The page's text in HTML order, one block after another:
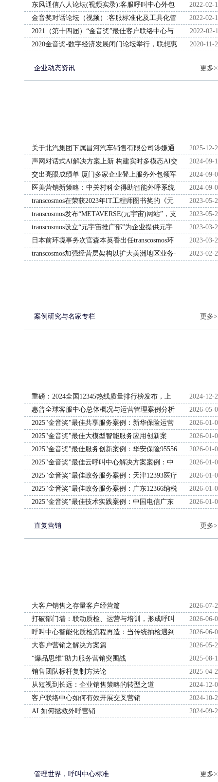
发布，行业奥斯卡揭晓
2022-02-
东风通信八人论坛(视频实录):客服呼叫中心外包
商的选择要点与陷阱”
2022-02-
金音奖对话论坛（视频）:客服标准化及工具化管
理
2022-02-
2021（第十四届）“金音奖”最佳客户联络中心与
卓越客服榜单发布
2020-11-
2020金音奖-数字经济发展闭门论坛举行，联想惠
更多
企业动态资讯
2025-12-
关于北汽集团下属昌河汽车销售有限公司涉嫌通
过违法破产清算侵害中小企业权益的举报函
2024-09-
声网对话式AI解决方案上新 构建实时多模态AI交
互
2024-09-
交出亮眼成绩单 厦门多家企业登上服务外包领军
榜
2024-09-
医美营销新策略：中关村科金得助智能外呼系统
提升客户转化率
2023-05-
transcosmos在荣获2023年IT工程师图书奖的《元
宇宙进化论》中 发表了虚拟美少女
Nemu×transcosmos福岛常浩关于“元宇宙”的特别
对话
2023-05-
transcosmos发布“METAVERSE(元宇宙)网站”，支
持企业的元宇宙应用
2023-03-
transcosmos设立“元宇宙推广部”为企业提供元宇
宙应用服务，并与GCT日本达成业务合作以扩大
销售
2023-03-
日本前环境事务次官森本英香出任transcosmos环
境经营顾问
2023-02-
transcosmos加强经营层架构以扩大美洲地区业务-
更多
案例研究与名家专栏
2024-12-
重磅：2024全国12345热线质量排行榜发布，上
海广州苏州等居首
2026-05-
惠普全球客服中心总体概况与运营管理案例分析
2026-01-
2025"金音奖"最佳共享服务案例：新华保险运营
作业中心
2026-01-
2025"金音奖"最佳大模型智能服务应用创新案
例：中国电信广东分公司智呼中心
2026-01-
2025"金音奖"最佳服务创新案例：华安保险95556
全国电话服务中心
2026-01-
2025"金音奖"最佳云呼叫中心解决方案案例：中
国电信广东分公司智呼中心
2026-01-
2025"金音奖"最佳政务服务案例：天津12393医疗
保障服务热线
2026-01-
2025"金音奖"最佳政务服务案例：广东12366纳税
缴费服务热线
2026-01-
2025"金音奖"最佳技术实践案例：中国电信广东
更多
直复营销
2026-07-
大客户销售之存量客户经营篇
2026-06-
打破部门墙：联动质检、运营与培训，形成呼叫
中心服务提升铁三角
2026-06-
呼叫中心智能化质检流程再造：当传统抽检遇到
全量语音分析
2026-05-
大客户营销之解决方案篇
2025-08-
“爆品思维”助力服务营销突围战
2025-04-
销售团队标杆复制方法论
2024-12-
从短视到长远：企业销售策略的转型之道
2024-10-
客户联络中心如何有效开展交叉营销
2024-09-
AI 如何拯救外呼营销
更多
管理世界，呼叫中心标准